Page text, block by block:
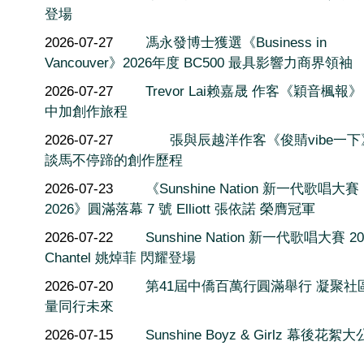
登場
2026-07-27
馮永發博士獲選《Business in
Vancouver》2026年度 BC500 最具影響力商界領袖
2026-07-27
Trevor Lai赖嘉晟 作客《穎音楓報
中加創作旅程
2026-07-27
張與辰越洋作客《俊䝼vibe一下
談馬不停蹄的創作歷程
2026-07-23
《Sunshine Nation 新一代歌唱大賽
2026》圓滿落幕 7 號 Elliott 張依諾 榮膺冠軍
2026-07-22
Sunshine Nation 新一代歌唱大賽
Chantel 姚焯菲 閃耀登場
2026-07-20
第41屆中僑百萬行圓滿舉行 凝聚社
量同行未來
2026-07-15
Sunshine Boyz & Girlz 幕後花絮大